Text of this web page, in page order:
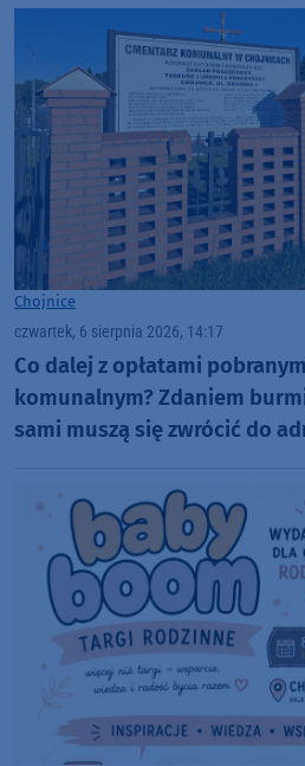
Chojnice
czwartek, 6 sierpnia 2026, 14:17
Co dalej z opłatami
komunalnym? Zdaniem
sami muszą się zwrócić do